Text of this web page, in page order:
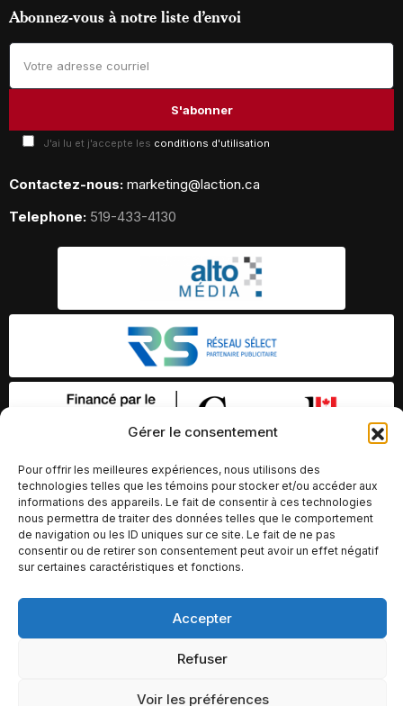
Gérer le consentement
Pour offrir les meilleures expériences, nous utilisons des
technologies telles que les témoins pour stocker et/ou accéder aux
informations des appareils. Le fait de consentir à ces technologies
nous permettra de traiter des données telles que le comportement
de navigation ou les ID uniques sur ce site. Le fait de ne pas
consentir ou de retirer son consentement peut avoir un effet négatif
sur certaines caractéristiques et fonctions.
Accepter
Refuser
Voir les préférences
Abonnez-vous à notre liste d’envoi
J'ai lu et j'accepte les conditions d'utilisation
Contactez-nous: marketing@laction.ca
Telephone: 519-433-4130
© Copyright 2026 – Altomédia Inc |
Ce site internet a été conçu et développé par Chameleon Ideas